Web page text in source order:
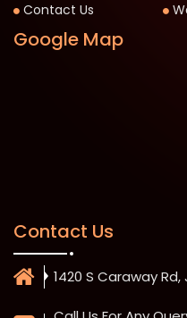
Contact Us
Google Map
Contact Us
1420 S Caraway Rd,